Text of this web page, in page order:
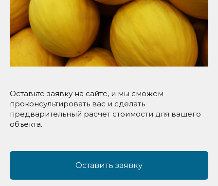
Оставьте заявку на сайте, и мы сможем
проконсультировать вас и сделать
предварительный расчет стоимости для вашего
объекта.
Оставить заявку